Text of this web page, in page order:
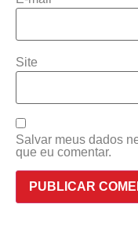
Site
Salvar meus dados
que eu comentar.